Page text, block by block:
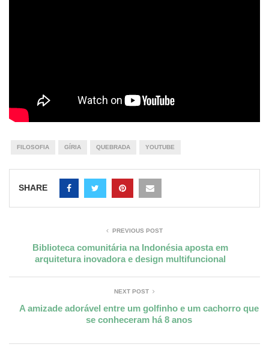
FILOSOFIA GÍRIA QUEBRADA YOUTUBE
SHARE
PREVIOUS POST
Biblioteca comunitária na Indonésia aposta em
arquitetura inovadora e design multifuncional
NEXT POST
A amizade adorável entre um golfinho e um cachorro que
se conheceram há 8 anos